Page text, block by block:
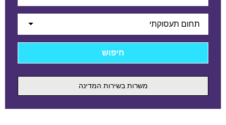
תחום תעסוקתי
משרות בשירות המדינה